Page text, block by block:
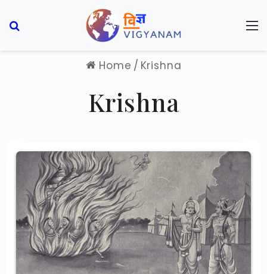
Home / Krishna
Krishna